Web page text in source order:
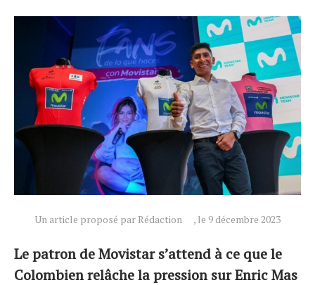
Un article proposé par Rédaction , le 9 décembre 2023
Le patron de Movistar s’attend à ce que le
Colombien relâche la pression sur Enric Mas
Actualités
Technologies